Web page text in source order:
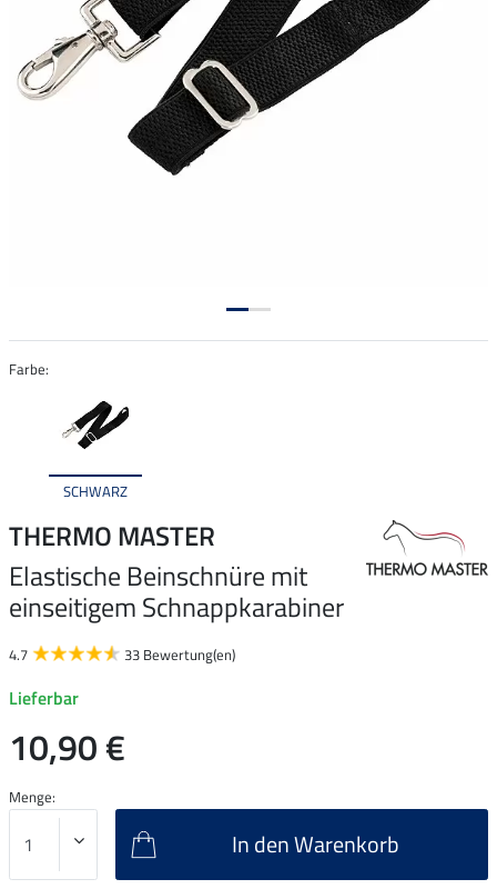
Farbe:
SCHWARZ
THERMO MASTER
Elastische Beinschnüre mit
einseitigem Schnappkarabiner
4.7 33 Bewertung(en)
Lieferbar
10,90 €
Menge:
In den Warenkorb